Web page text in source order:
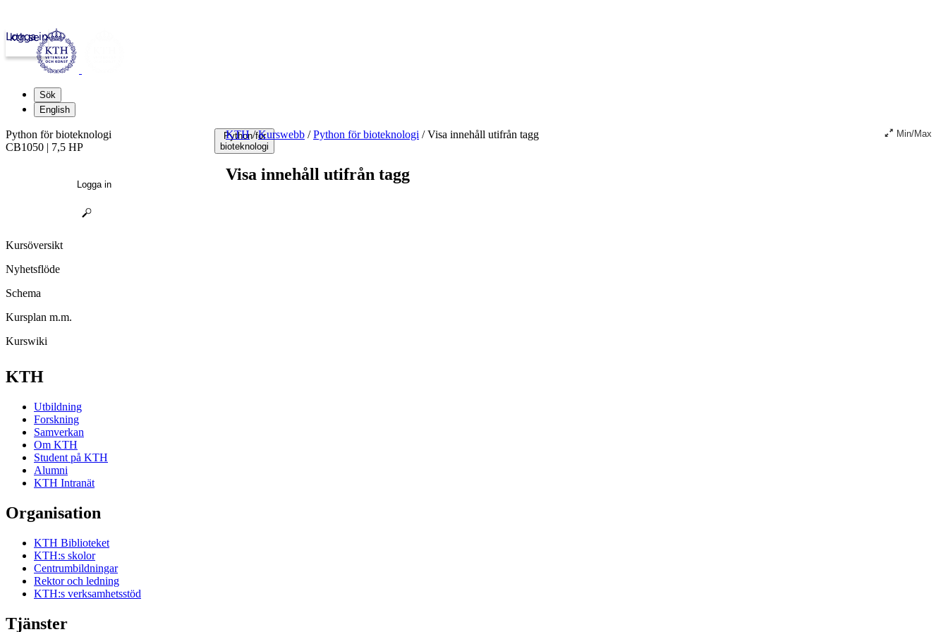
kth.se
Logga in
Sök
English
Python för
bioteknologi
KTH / Kurswebb / Python för bioteknologi /Visa innehåll utifrån tagg Min/Max
Visa innehåll utifrån tagg
Python för bioteknologi
CB1050 | 7,5 HP
Logga in
Kursöversikt
Nyhetsflöde
Schema
Kursplan m.m.
Kurswiki
KTH
Utbildning
Forskning
Samverkan
Om KTH
Student på KTH
Alumni
KTH Intranät
Organisation
KTH Biblioteket
KTH:s skolor
Centrumbildningar
Rektor och ledning
KTH:s verksamhetsstöd
Tjänster